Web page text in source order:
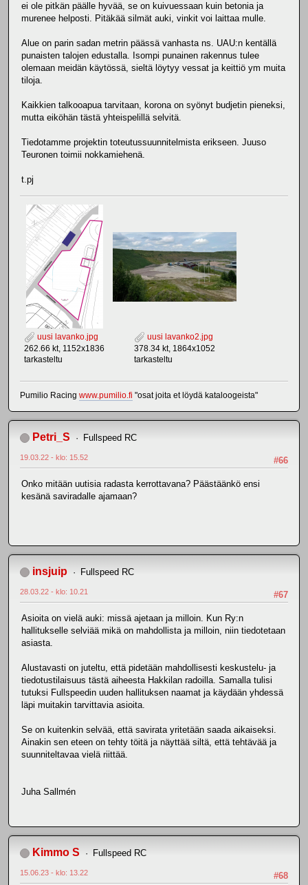
ei ole pitkän päälle hyvää, se on kuivuessaan kuin betonia ja
murenee helposti. Pitäkää silmät auki, vinkit voi laittaa mulle.
Alue on parin sadan metrin päässä vanhasta ns. UAU:n kentällä
punaisten talojen edustalla. Isompi punainen rakennus tulee
olemaan meidän käytössä, sieltä löytyy vessat ja keittiö ym muita
tiloja.
Kaikkien talkooapua tarvitaan, korona on syönyt budjetin pieneksi,
mutta eiköhän tästä yhteispelillä selvitä.
Tiedotamme projektin toteutussuunnitelmista erikseen. Juuso
Teuronen toimii nokkamiehenä.
t.pj
uusi lavanko.jpg
262.66 kt, 1152x1836
tarkasteltu
uusi lavanko2.jpg
378.34 kt, 1864x1052
tarkasteltu
Pumilio Racing www.pumilio.fi "osat joita et löydä kataloogeista"
Petri_S Fullspeed RC
#66
19.03.22 - klo: 15.52
Onko mitään uutisia radasta kerrottavana? Päästäänkö ensi
kesänä saviradalle ajamaan?
insjuip Fullspeed RC
#67
28.03.22 - klo: 10.21
Asioita on vielä auki: missä ajetaan ja milloin. Kun Ry:n
hallitukselle selviää mikä on mahdollista ja milloin, niin tiedotetaan
asiasta.
Alustavasti on juteltu, että pidetään mahdollisesti keskustelu- ja
tiedotustilaisuus tästä aiheesta Hakkilan radoilla. Samalla tulisi
tutuksi Fullspeedin uuden hallituksen naamat ja käydään yhdessä
läpi muitakin tarvittavia asioita.
Se on kuitenkin selvää, että savirata yritetään saada aikaiseksi.
Ainakin sen eteen on tehty töitä ja näyttää siltä, että tehtävää ja
suunniteltavaa vielä riittää.
Juha Sallmén
Kimmo S Fullspeed RC
#68
15.06.23 - klo: 13.22